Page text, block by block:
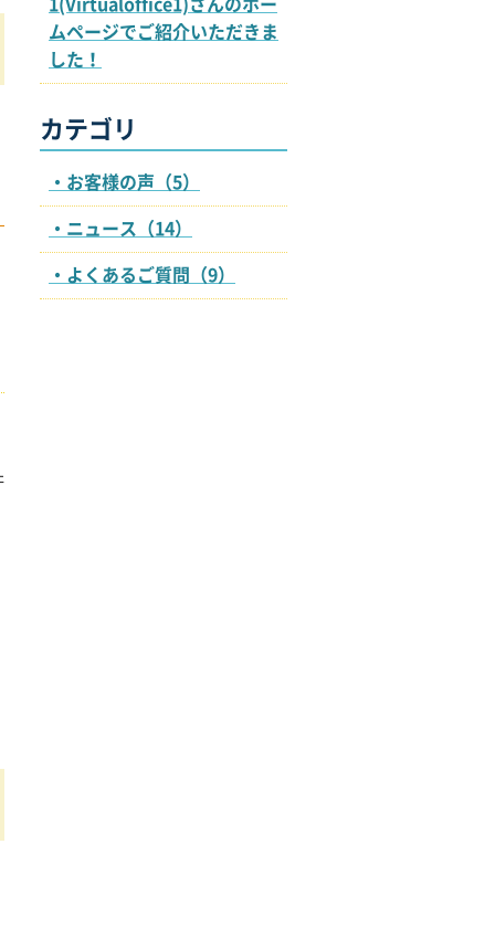
1(Virtualoffice1)さんのホー
ムページでご紹介いただきま
した！
カテゴリ
お客様の声（5）
ニュース（14）
よくあるご質問（9）